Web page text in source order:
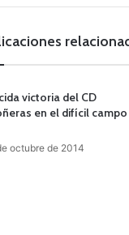
victoria del CD
en el difícil
octubre de 2014